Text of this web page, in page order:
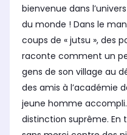
bienvenue dans
du monde ! Dans le
coups de « jutsu », des
raconte comment un
gens de son village au
des amis à l’académie
jeune homme accompli.
distinction suprême. En